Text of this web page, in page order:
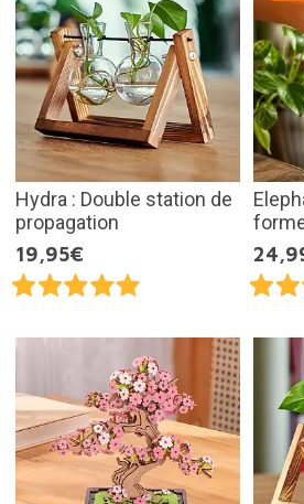
Hydra : Double station de
propagation
19,95€